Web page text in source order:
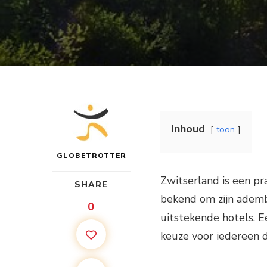
GLOBETROTTER
SHARE
0
Inhoud toon
Zwitserland is een
bekend om zijn
uitstekende hotels.
keuze voor iedereen